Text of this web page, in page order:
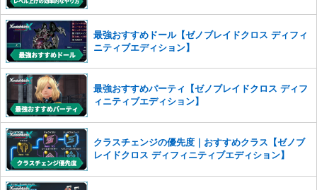
また、過度な利用規約の違反や、弊社に損害の及ぶ内容の書き込みがあ
った場合は、法的措置をとらせていただく場合もございますので、あら
かじめご理解くださいませ。最強おすすめドール【ゼノブレイドクロス ディフィ
ニティブエディション】
最強おすすめパーティ【ゼノブレイドクロス ディフ
ィニティブエディション】
クラスチェンジの優先度｜おすすめクラス【ゼノブ
レイドクロス ディフィニティブエディション】